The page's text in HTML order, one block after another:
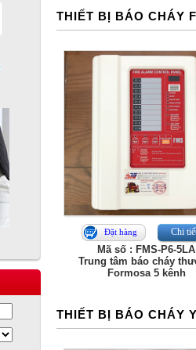
THIẾT BỊ BÁO CHÁY
Đặt hàng Chi
Mã số : FMS-P6-5LA
Trung tâm báo cháy
Formosa 5 kênh
THIẾT BỊ BÁO CHÁY